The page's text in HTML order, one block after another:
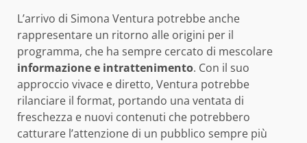
L’arrivo di Simona Ventura potrebbe anche
rappresentare un ritorno alle origini per il
programma, che ha sempre cercato di mescolare
informazione e intrattenimento. Con il suo
approccio vivace e diretto, Ventura potrebbe
rilanciare il format, portando una ventata di
freschezza e nuovi contenuti che potrebbero
catturare l’attenzione di un pubblico sempre più